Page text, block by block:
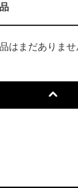
はまだありませ